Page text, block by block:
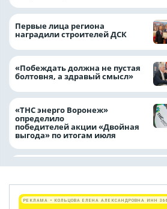
Первые лица региона
наградили строителей ДСК
«Побеждать должна не пустая
болтовня, а здравый смысл»
«ТНС энерго Воронеж»
определило
победителей акции «Двойная
выгода» по итогам июля
РЕКЛАМА • КОЛЬЦОВА ЕЛЕНА АЛЕКСАНДРОВНА ИНН